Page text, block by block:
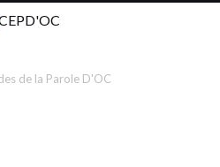
de la Parole D'OC